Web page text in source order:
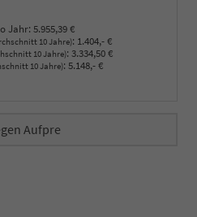
Jahr: 5.955,39 €
10 Jahre): 1.404,- €
10 Jahre): 3.334,50 €
10 Jahre): 5.148,- €
Aufpre